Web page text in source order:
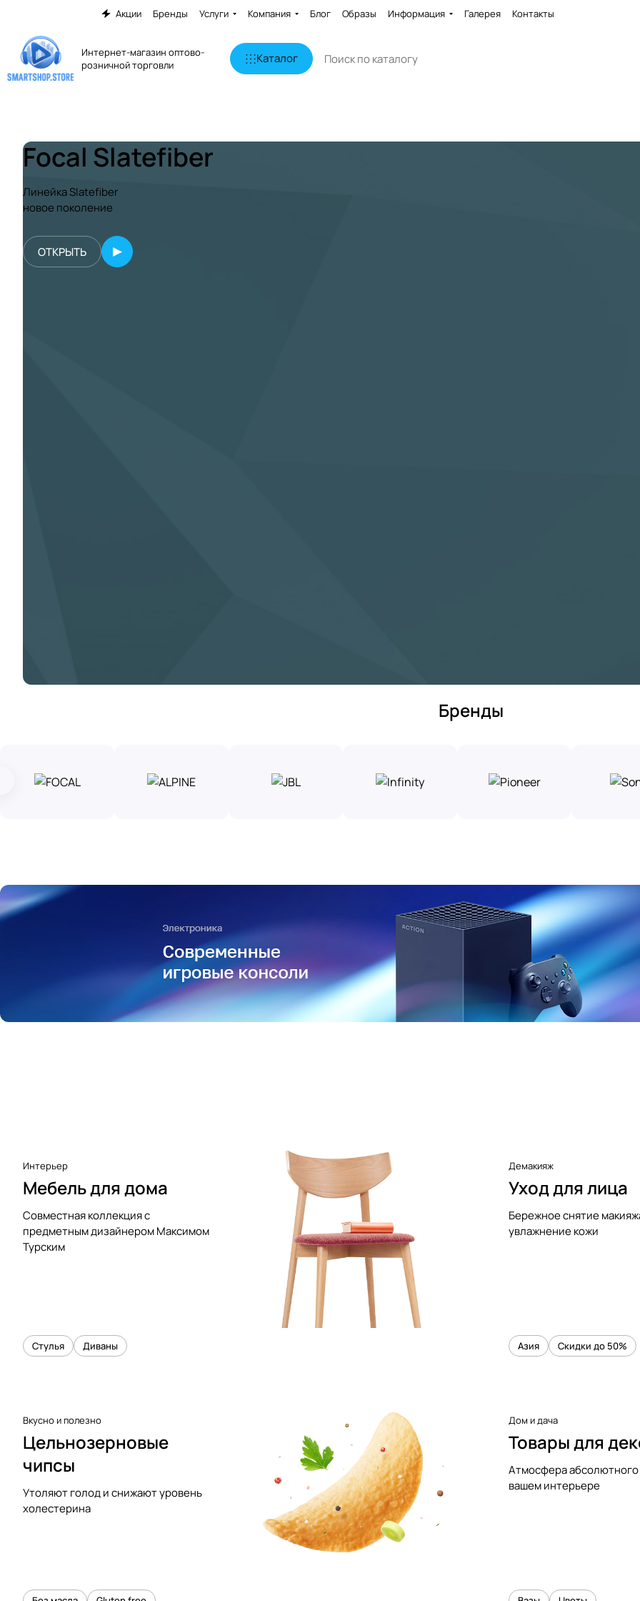
Акции Бренды Услуги Компания Блог Образы Информация Галерея Контакты
Интернет-магазин оптово-
розничной торговли
Каталог
Focal Slatefiber
Линейка Slatefiber
новое поколение
ОТКРЫТЬ
Бренды
Аксессуары к виниловым
проигрывателям
Интерьер
Мебель для дома
Совместная коллекция с
предметным дизайнером Максимом
Турским
Стулья Диваны
Демакияж
Уход для лица
Бережное снятие
увлажнение кожи
Азия Скидки до 50%
Вкусно и полезно
Цельнозерновые
чипсы
Утоляют голод и снижают уровень
холестерина
Дом и дача
Товары для
Атмосфера абсолютного
вашем интерьере